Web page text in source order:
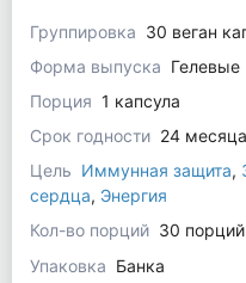
Группировка 30 веган
Форма выпуска Гелевые
Порция 1 капсула
Срок годности 24 месяца
Цель Иммунная защита,
сердца, Энергия
Кол-во порций 30
Упаковка Банка